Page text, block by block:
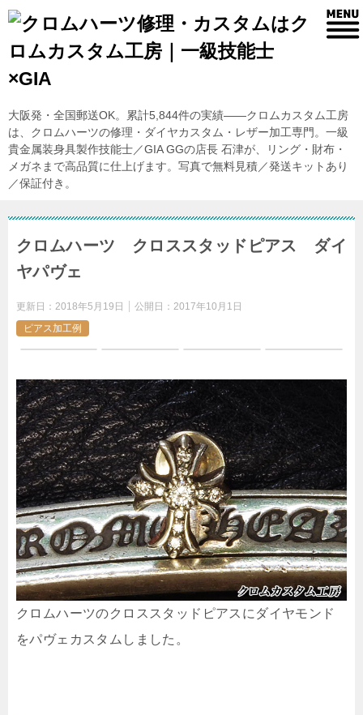
大阪発・全国郵送OK。累計5,844件の実績——クロムカスタム工房
は、クロムハーツの修理・ダイヤカスタム・レザー加工専門。一級
貴金属装身具製作技能士／GIA GGの店長 石津が、リング・財布・
メガネまで高品質に仕上げます。写真で無料見積／発送キットあり
／保証付き。
クロムハーツ クロススタッドピアス ダイ
ヤパヴェ
更新日： 2018年5月19日 公開日： 2017年10月1日
ピアス加工例
クロムハーツのクロススタッドピアスにダイヤモンド
をパヴェカスタムしました。